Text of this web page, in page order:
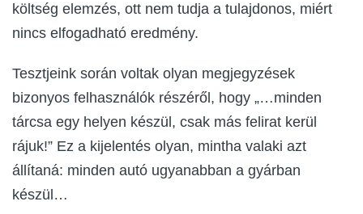
költség elemzés, ott nem tudja a tulajdonos, miért
nincs elfogadható eredmény.
Tesztjeink során voltak olyan megjegyzések
bizonyos felhasználók részéről, hogy „…minden
tárcsa egy helyen készül, csak más felirat kerül
rájuk!” Ez a kijelentés olyan, mintha valaki azt
állítaná: minden autó ugyanabban a gyárban
készül…